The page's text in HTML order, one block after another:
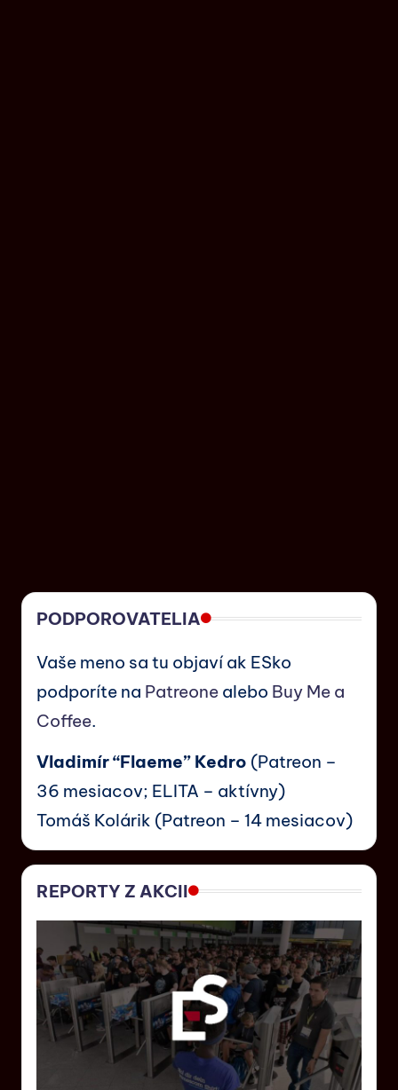
PODPOROVATELIA
Vaše meno sa tu objaví ak ESko
podporíte na Patreone alebo Buy Me a
Coffee.
Vladimír “Flaeme” Kedro (Patreon –
36 mesiacov; ELITA – aktívny)
Tomáš Kolárik (Patreon – 14 mesiacov)
REPORTY Z AKCII